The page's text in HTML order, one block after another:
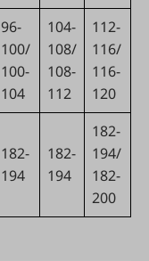
96-
100/
100-
104
104-
108/
108-
112
112-
116/
116-
120
182-
194
182-
194
182-
194/
182-
200